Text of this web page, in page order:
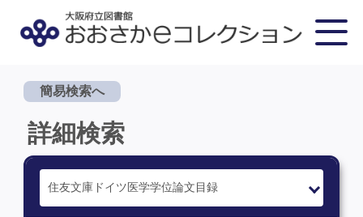
簡易検索へ
詳細検索